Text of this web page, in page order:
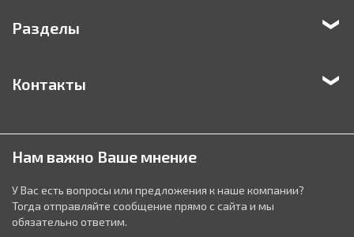
Разделы
Контакты
Нам важно Ваше мнение
У Вас есть вопросы или предложения к наше компании?
Тогда отправляйте сообщение прямо с сайта и мы
обязательно ответим.